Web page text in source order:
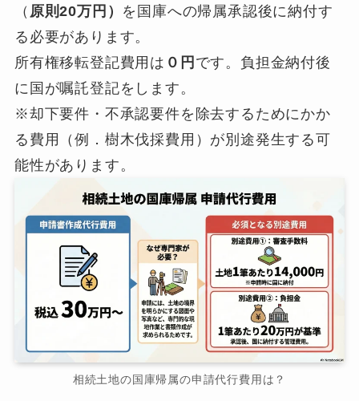
（ 原則20万円） を国庫への帰属承認後に納付す
る必要があります。
所有権移転登記費用は ０円 です。負担金納付後
に国が嘱託登記をします。
※却下要件・不承認要件を除去するためにかか
る費用（例．樹木伐採費用）が別途発生する可
能性があります。
相続土地の国庫帰属の申請代行費用は？